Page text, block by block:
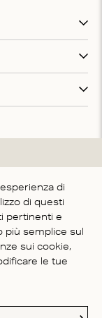
di sconto sul
di
di questi
pertinenti e
più semplice sul
sui cookie,
le tue